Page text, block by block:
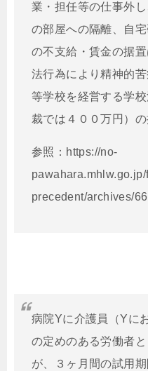
業・担任等の仕事外
の部屋への隔離、自
の不支給・賃金の据
法行為により精神的
等学校を経営する学
裁では４００万円）
参照：https://no-
precedent/archives/66
病院Yに介護員（Yに
の定めのある労働者
が、３ヶ月間の試用